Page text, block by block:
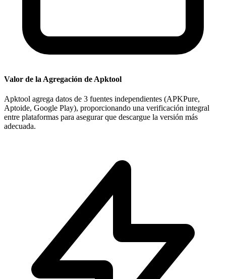
Valor de la Agregación de Apktool
Apktool agrega datos de 3 fuentes independientes (APKPure,
Aptoide, Google Play), proporcionando una verificación integral
entre plataformas para asegurar que descargue la versión más
adecuada.